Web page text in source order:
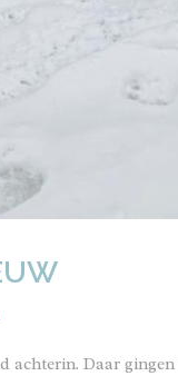
Daar gingen